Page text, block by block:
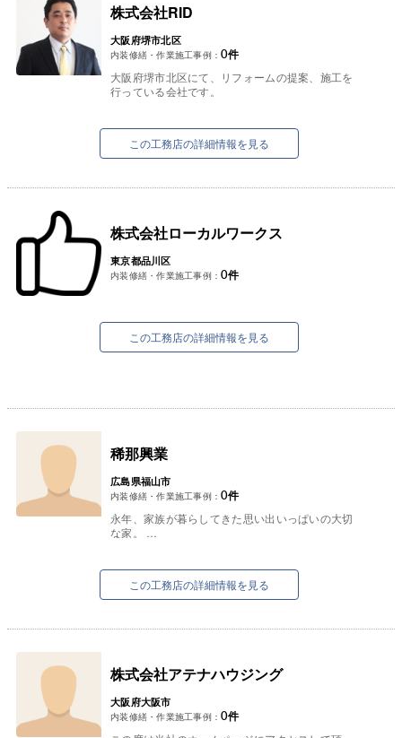
株式会社RID
大阪府堺市北区
内装修繕・作業施工事例： 0件
大阪府堺市北区にて、リフォームの提案、施工を
行っている会社です。
安心 ・ 丁寧 ・ 低価格をモット...
この工務店の詳細情報を見る
株式会社ローカルワークス
東京都品川区
内装修繕・作業施工事例： 0件
この工務店の詳細情報を見る
稀那興業
広島県福山市
内装修繕・作業施工事例： 0件
永年、家族が暮らしてきた思い出いっぱいの大切
な家。
そんな方へ！リフォームでまるで新築気分に住ま
いを
生...
この工務店の詳細情報を見る
株式会社アテナハウジング
大阪府大阪市
内装修繕・作業施工事例： 0件